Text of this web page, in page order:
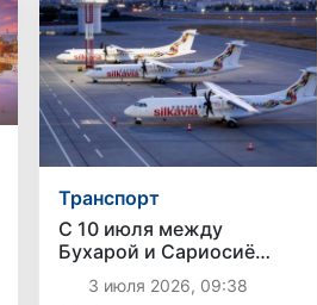
Транспорт
С 10 июля между
Бухарой и Сариосиё
запускается новый
авиарейс
3 июля 2026, 09:38